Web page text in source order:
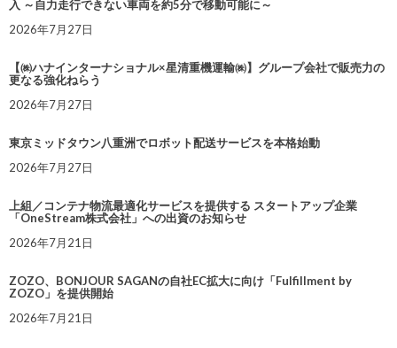
入 ～自力走行できない車両を約5分で移動可能に～
2026年7月27日
【㈱ハナインターナショナル×星清重機運輸㈱】グループ会社で販売力の
更なる強化ねらう
2026年7月27日
東京ミッドタウン八重洲でロボット配送サービスを本格始動
2026年7月27日
上組／コンテナ物流最適化サービスを提供する スタートアップ企業
「OneStream株式会社」への出資のお知らせ
2026年7月21日
ZOZO、BONJOUR SAGANの自社EC拡大に向け「Fulfillment by
ZOZO」を提供開始
2026年7月21日